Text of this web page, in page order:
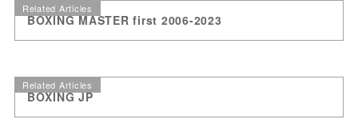
Related Articles
BOXING MASTER first 2006-2023
Related Articles
BOXING JP